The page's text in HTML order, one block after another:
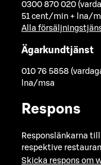
0300 870 020
51 cent/min + lna/
Alla
Ägarkundtjänst
010 76 5858
lna/msa
Respons
Responslänkarna
respektive
Skicka respons om